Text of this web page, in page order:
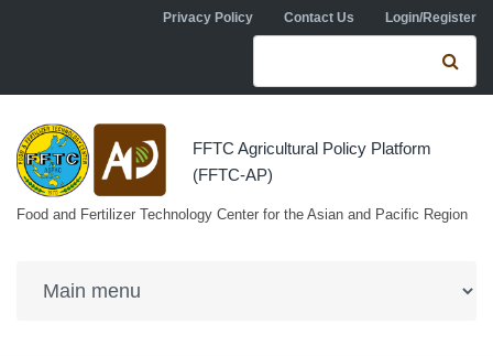
Skip to main contentPrivacy Policy Contact Us Login/Register
Search form
FFTC Agricultural Policy Platform
(FFTC-AP)
Food and Fertilizer Technology Center for the Asian and Pacific Region